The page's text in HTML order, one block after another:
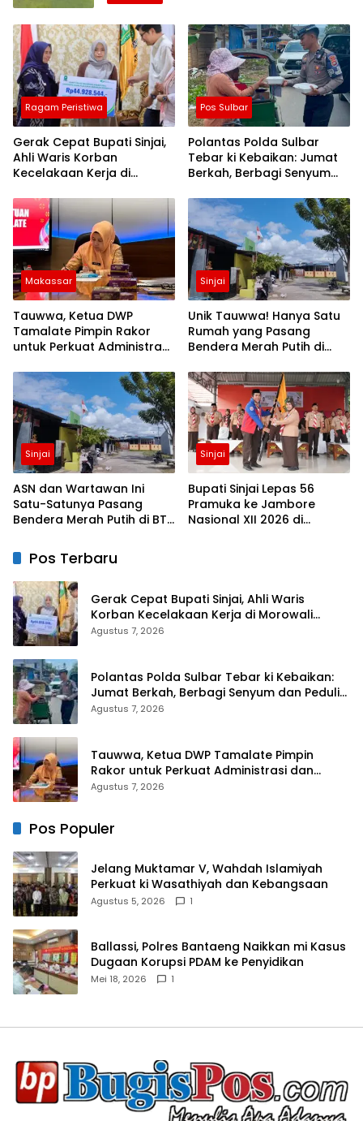
Ragam Peristiwa
Gerak Cepat Bupati Sinjai,
Ahli Waris Korban
Kecelakaan Kerja di
BPJS Ketenagakerjaan
Pos Sulbar
Polantas Polda Sulbar
Tebar ki Kebaikan: Jumat
Berkah, Berbagi Senyum
Makassar
Tauwwa, Ketua DWP
Tamalate Pimpin Rakor
untuk Perkuat Administrasi
Sinjai
Unik Tauwwa! Hanya Satu
Rumah yang Pasang
Bendera Merah Putih di
Sinjai
Sinjai
ASN dan Wartawan Ini
Satu-Satunya Pasang
Bendera Merah Putih di BTN
Sinjai
Bupati Sinjai Lepas 56
Pramuka ke Jambore
Nasional XII 2026 di
Pos Terbaru
Gerak Cepat Bupati Sinjai, Ahli Waris
Korban Kecelakaan Kerja di Morowali
Terima Santunan BPJS Ketenagakerjaan
Agustus 7, 2026
Polantas Polda Sulbar Tebar ki Kebaikan:
Jumat Berkah, Berbagi Senyum dan Peduli
Sepenuh Hati
Agustus 7, 2026
Tauwwa, Ketua DWP Tamalate Pimpin
Rakor untuk Perkuat Administrasi dan
Evaluasi Program
Agustus 7, 2026
Pos Populer
Jelang Muktamar V, Wahdah Islamiyah
Perkuat ki Wasathiyah dan Kebangsaan
Agustus 5, 2026 1
Ballassi, Polres Bantaeng Naikkan mi Kasus
Dugaan Korupsi PDAM ke Penyidikan
Mei 18, 2026 1